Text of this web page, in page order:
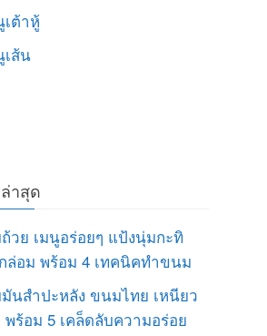
เต้าหู้
เส้น
าสุด
วย เมนูอร่อยๆ แป้งนุ่มกะทิ
ล่อม พร้อม 4 เทคนิคทำขนม
นสำปะหลัง ขนมไทย เหนียว
ร้อม 5 เคล็ดลับความอร่อย